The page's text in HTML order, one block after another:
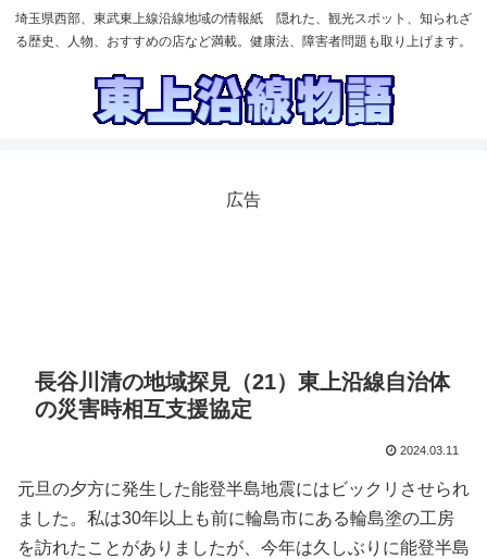
埼玉県西部、東武東上線沿線地域の情報紙 隠れた、観光スポット、知られざ
る歴史、人物、おすすめの店など満載。健康法、障害者問題も取り上げます。
広告
長谷川清の地域探見（21）東上沿線自治体
の災害時相互支援協定
2024.03.11
元旦の夕方に発生した能登半島地震にはビックリさせられ
ました。私は30年以上も前に輪島市にある輪島塗の工房
を訪れたことがありましたが、今年は久しぶりに能登半島